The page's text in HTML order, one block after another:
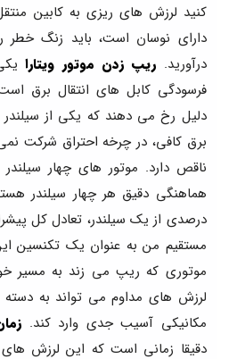
کنید لرزش های ریزی به کابین
دارای نوسان است، باید زنگ
درآورید. ریپ زدن موتور ویتارا
فرسودگی کابل های انتقال برق
دلیل رخ می دهند که یکی از
برق کافی، در چرخه احتراق شرکت
ناقص دارد. موتور های چهار سیلندر
هماهنگی دقیق هر چهار سیلندر
درصدی از یک سیلندر، تعادل کل
مستقیم من به عنوان یک تکنسین
موتوری که ریپ می زند به مسیر
لرزش های مداوم می تواند به دسته
مکانیکی آسیب جدی وارد کند.
دقیقا زمانی است که این لرزش